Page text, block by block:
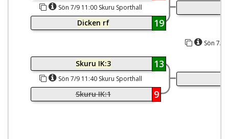
Sön 7/9 11:00 Skuru Sporthall
Dicken rf 19
Skuru IK:3 13
Sön 7/9 11:40 Skuru Sporthall
Skuru IK:1 9
Sön 7/9